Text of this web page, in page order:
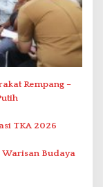
Rempang –
TKA 2026
Budaya